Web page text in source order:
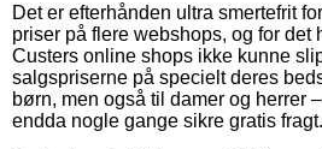
Det er efterhånden ultra smertefrit
priser på flere webshops, og for det
Custers online shops ikke kunne
salgspriserne på specielt deres
børn, men også til damer og herrer
endda nogle gange sikre gratis fragt.